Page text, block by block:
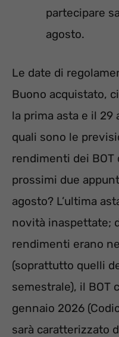
partecipare
agosto.
Le date di
Buono acquistato,
la prima asta e il 29
quali sono le
rendimenti dei
prossimi due
agosto? L’ultima
novità inaspettate;
rendimenti erano
(soprattutto quelli
semestrale), il BOT
gennaio 2026
sarà caratterizzato